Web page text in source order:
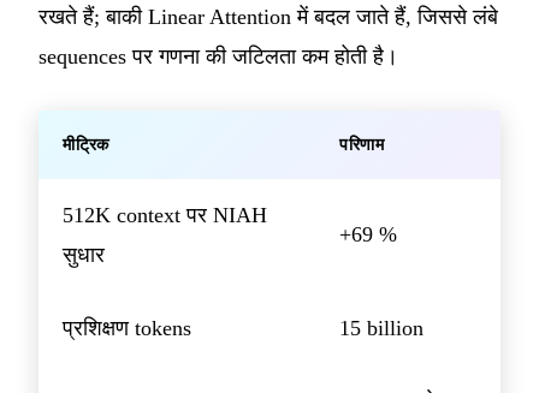
रखते हैं; बाकी Linear Attention में बदल जाते हैं, जिससे लंबे
sequences पर गणना की जटिलता कम होती है।
मीट्रिक परिणाम
512K context पर NIAH
सुधार
+69 %
प्रशिक्षण tokens 15 billion